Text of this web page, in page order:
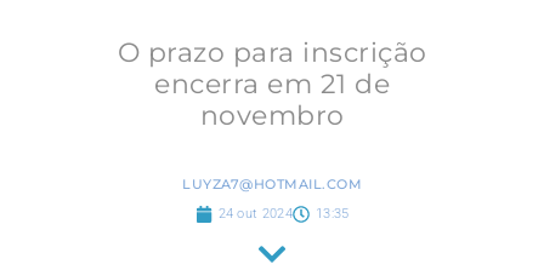
O prazo para inscrição
encerra em 21 de
novembro
LUYZA7@HOTMAIL.COM
24 out 2024 13:35